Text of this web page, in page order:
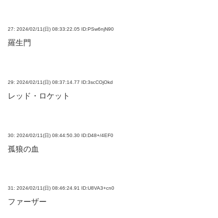
27: 2024/02/11(日) 08:33:22.05 ID:PSw6njN90
羅生門
29: 2024/02/11(日) 08:37:14.77 ID:3scCOjOkd
レッド・ロケット
30: 2024/02/11(日) 08:44:50.30 ID:D48+/4EF0
孤狼の血
31: 2024/02/11(日) 08:46:24.91 ID:U8VA3+cn0
ファーザー